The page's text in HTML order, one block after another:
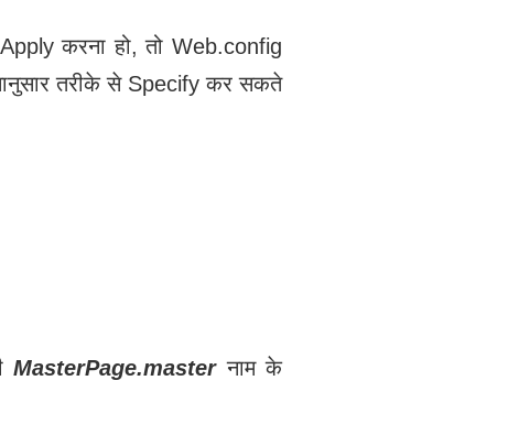
करना हो, तो Web.config
तरीके से Specify कर सकते
MasterPage.masterनाम के